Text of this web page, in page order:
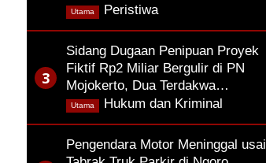
Peristiwa,
Utama
Sidang Dugaan Penipuan Proyek
Fiktif Rp2 Miliar Bergulir di PN
Mojokerto, Dua Terdakwa…
Hukum dan Kriminal
Utama
Pengendara Motor Meninggal usai